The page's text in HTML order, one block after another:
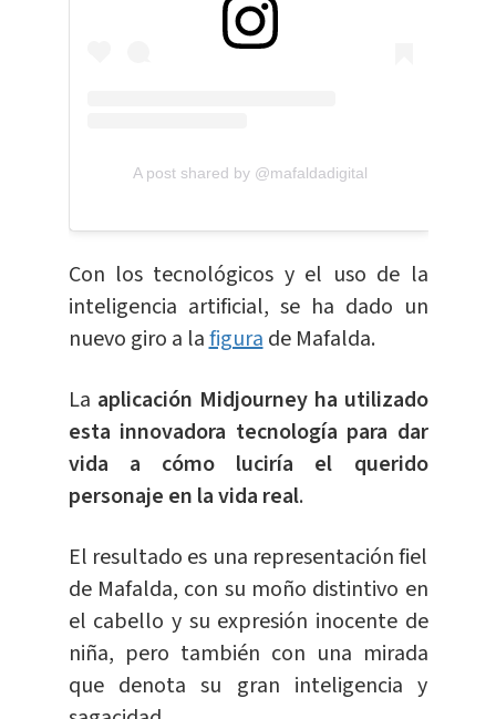
A post shared by @mafaldadigital
Con los tecnológicos y el uso de la
inteligencia artificial, se ha dado un
nuevo giro a lafigurade Mafalda.
La aplicación Midjourney ha utilizado
esta innovadora tecnología para dar
vida a cómo luciría el querido
personaje en la vida real.
El resultado es una representación fiel
de Mafalda, con su moño distintivo en
el cabello y su expresión inocente de
niña, pero también con una mirada
que denota su gran inteligencia y